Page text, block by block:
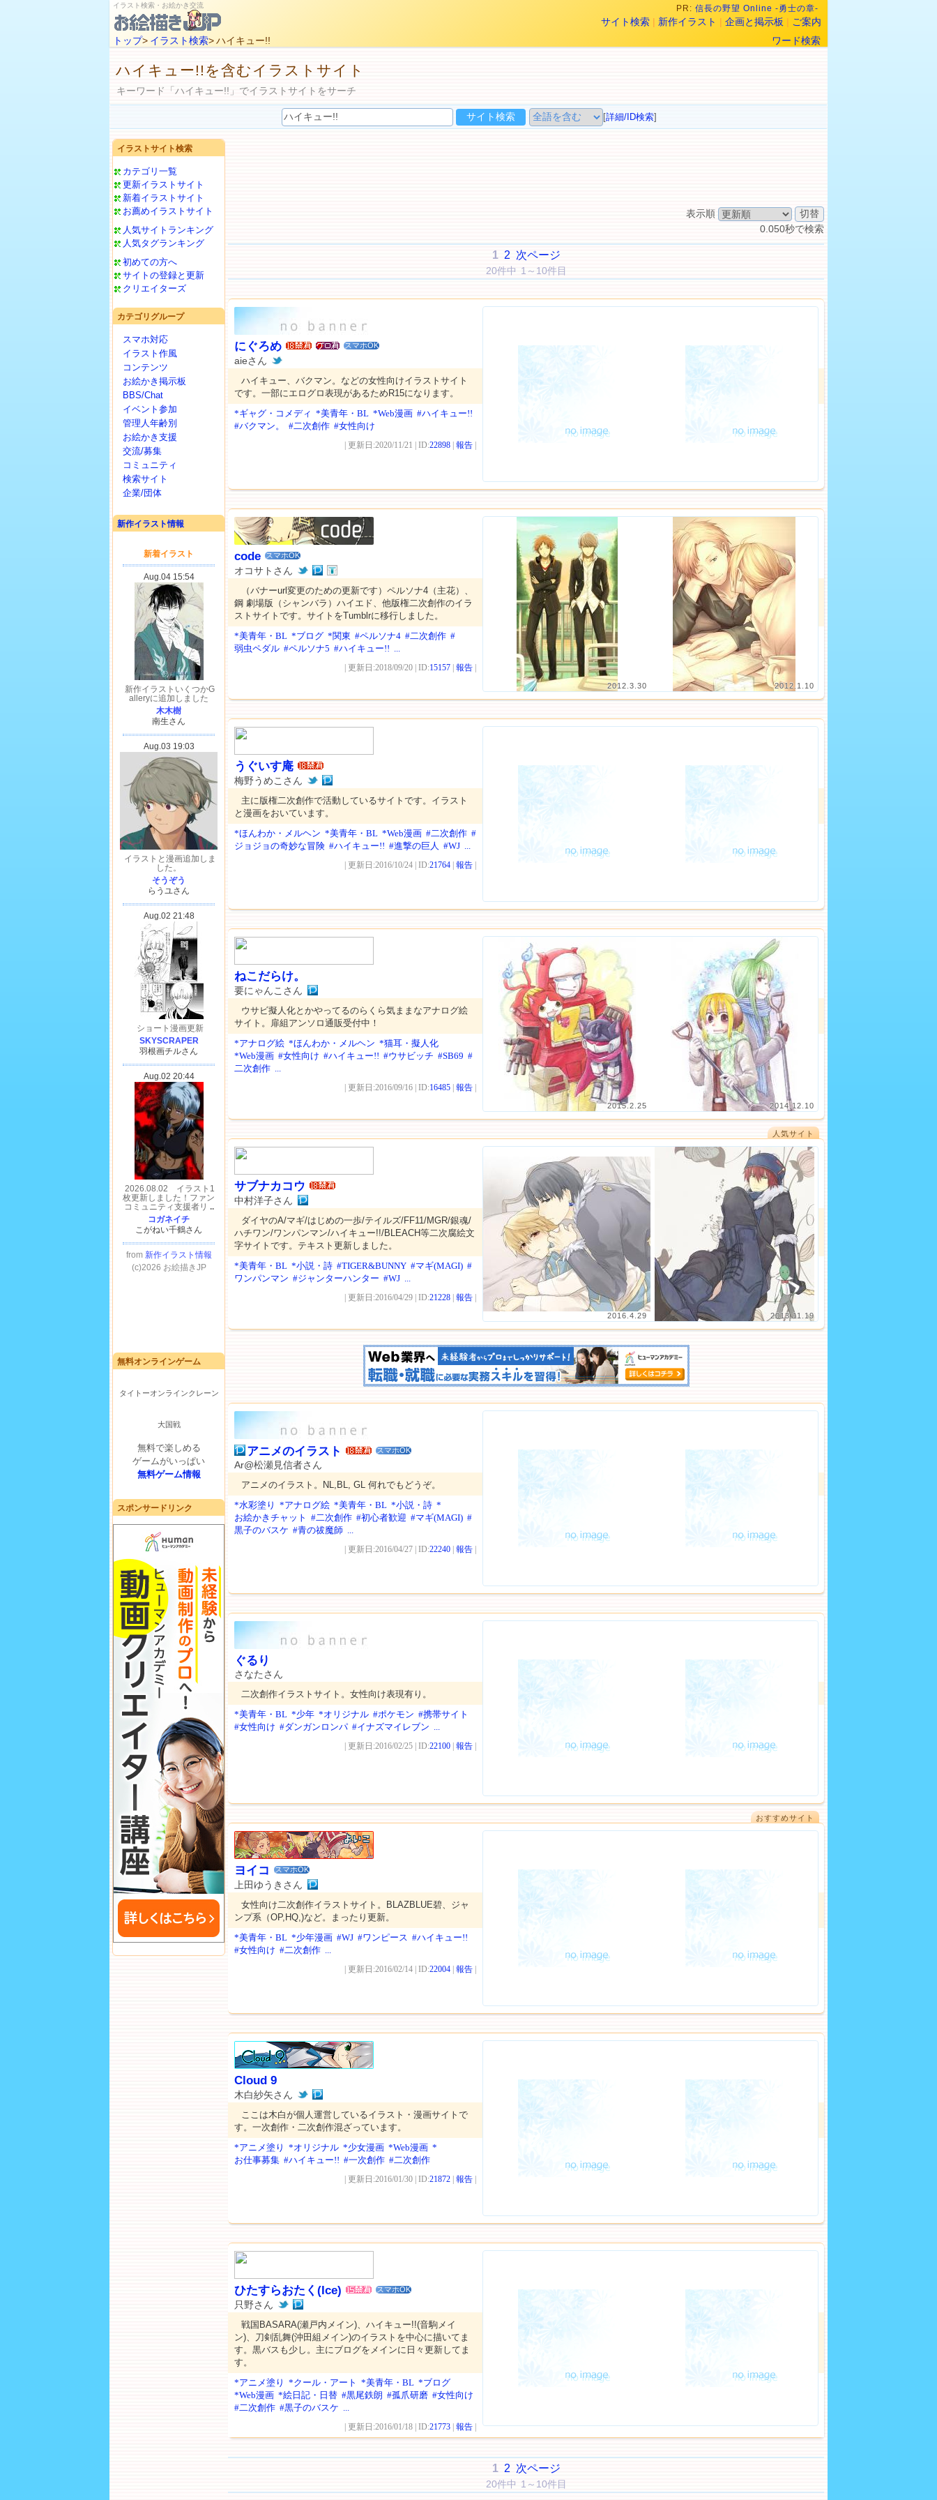
イラスト検索・お絵かき交流 PR: 信長の野望 Online -勇士の章-
サイト検索 | 新作イラスト | 企画と掲示板 | ご案内
トップ> イラスト検索> ハイキュー!! ワード検索
ハイキュー!!を含むイラストサイト
キーワード「ハイキュー!!」でイラストサイトをサーチ
[詳細/ID検索]
イラストサイト検索
カテゴリ一覧
更新イラストサイト
新着イラストサイト
お薦めイラストサイト
人気サイトランキング
人気タグランキング
初めての方へ
サイトの登録と更新
クリエイターズ
カテゴリグループ
スマホ対応
イラスト作風
コンテンツ
お絵かき掲示板
BBS/Chat
イベント参加
管理人年齢別
お絵かき支援
交流/募集
コミュニティ
検索サイト
企業/団体
新作イラスト情報
無料オンラインゲーム
タイトーオンラインクレーン
大国戦
無料で楽しめる
ゲームがいっぱい
無料ゲーム情報
スポンサードリンク
表示順
0.050秒で検索
1 2 次ページ
20件中 1～10件目
にぐろめ スマホOK
aieさん
ハイキュー、バクマン。などの女性向けイラストサイト
です。一部にエログロ表現があるためR15になります。
*ギャグ・コメディ *美青年・BL *Web漫画 #ハイキュー!!
#バクマン。
#二次創作 #女性向け
| 更新日:2020/11/21 | ID:22898 報告
2012.3.30 2012.1.10
code スマホOK
オコサトさん
（バナーurl変更のための更新です）ペルソナ4（主花）、
鋼 劇場版（シャンバラ）ハイエド、他版権二次創作のイラ
ストサイトです。サイトをTumblrに移行しました。
*美青年・BL *ブログ *関東 #ペルソナ4 #二次創作 #
弱虫ペダル #ペルソナ5 #ハイキュー!! ...
| 更新日:2018/09/20 | ID:15157 報告
うぐいす庵
梅野うめこさん
主に版権二次創作で活動しているサイトです。イラスト
と漫画をおいています。
*ほんわか・メルヘン *美青年・BL *Web漫画 #二次創作 #
ジョジョの奇妙な冒険 #ハイキュー!! #進撃の巨人 #WJ ...
| 更新日:2016/10/24 | ID:21764 報告
2015.2.25 2014.12.10
ねこだらけ。
要にゃんこさん
ウサビ擬人化とかやってるのらくら気ままなアナログ絵
サイト。扉組アンソロ通販受付中！
*アナログ絵 *ほんわか・メルヘン *猫耳・擬人化
*Web漫画 #女性向け #ハイキュー!! #ウサビッチ #SB69 #
二次創作 ...
| 更新日:2016/09/16 | ID:16485 報告
人気サイト
2016.4.29 2013.11.19
サブナカコウ
中村洋子さん
ダイヤのA/マギ/はじめの一歩/テイルズ/FF11/MGR/銀魂/
ハチワン/ワンパンマン/ハイキュー!!/BLEACH等二次腐絵文
字サイトです。テキスト更新しました。
*美青年・BL *小説・詩 #TIGER&BUNNY #マギ(MAGI) #
ワンパンマン #ジャンターハンター #WJ ...
| 更新日:2016/04/29 | ID:21228 報告
アニメのイラスト スマホOK
Ar@松瀬見信者さん
アニメのイラスト。NL,BL, GL 何れでもどうぞ。
*水彩塗り *アナログ絵 *美青年・BL *小説・詩 *
お絵かきチャット #二次創作 #初心者歓迎 #マギ(MAGI) #
黒子のバスケ #青の祓魔師 ...
| 更新日:2016/04/27 | ID:22240 報告
ぐるり
さなたさん
二次創作イラストサイト。女性向け表現有り。
*美青年・BL *少年 *オリジナル #ポケモン #携帯サイト
#女性向け #ダンガンロンパ #イナズマイレブン ...
| 更新日:2016/02/25 | ID:22100 報告
おすすめサイト
ヨイコ スマホOK
上田ゆうきさん
女性向け二次創作イラストサイト。BLAZBLUE碧、ジャ
ンプ系（OP,HQ,)など。まったり更新。
*美青年・BL *少年漫画 #WJ #ワンピース #ハイキュー!!
#女性向け #二次創作 ...
| 更新日:2016/02/14 | ID:22004 報告
Cloud 9
木白紗矢さん
ここは木白が個人運営しているイラスト・漫画サイトで
す。一次創作・二次創作混ざっています。
*アニメ塗り *オリジナル *少女漫画 *Web漫画 *
お仕事募集 #ハイキュー!! #一次創作 #二次創作
| 更新日:2016/01/30 | ID:21872 報告
ひたすらおたく(Ice) スマホOK
只野さん
戦国BASARA(瀬戸内メイン)、ハイキュー!!(音駒メイ
ン)、刀剣乱舞(沖田組メイン)のイラストを中心に描いてま
す。黒バスも少し。主にブログをメインに日々更新してま
す。
*アニメ塗り *クール・アート *美青年・BL *ブログ
*Web漫画 *絵日記・日替 #黒尾鉄朗 #孤爪研磨 #女性向け
#二次創作 #黒子のバスケ ...
| 更新日:2016/01/18 | ID:21773 報告
1 2 次ページ
20件中 1～10件目